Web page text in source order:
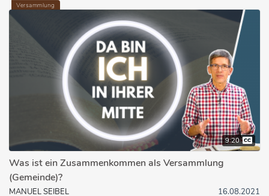
Versammlung
9:20
Was ist ein Zusammenkommen als Versammlung
(Gemeinde)?
MANUEL SEIBEL 16.08.2021